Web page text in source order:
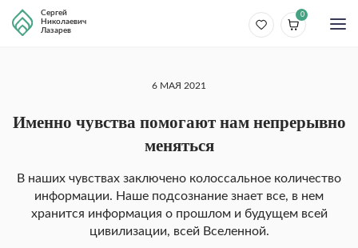
Сергей
Николаевич
Лазарев
0
6 МАЯ 2021
Именно чувства помогают нам непрерывно
меняться
В наших чувствах заключено колоссальное количество
информации. Наше подсознание знает все, в нем
хранится информация о прошлом и будущем всей
цивилизации, всей Вселенной.